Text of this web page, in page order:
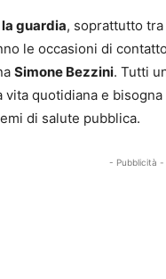
guardia, soprattutto
le occasioni di
Simone Bezzini. Tutti
quotidiana e
di salute pubblica.
- Pubblicità -